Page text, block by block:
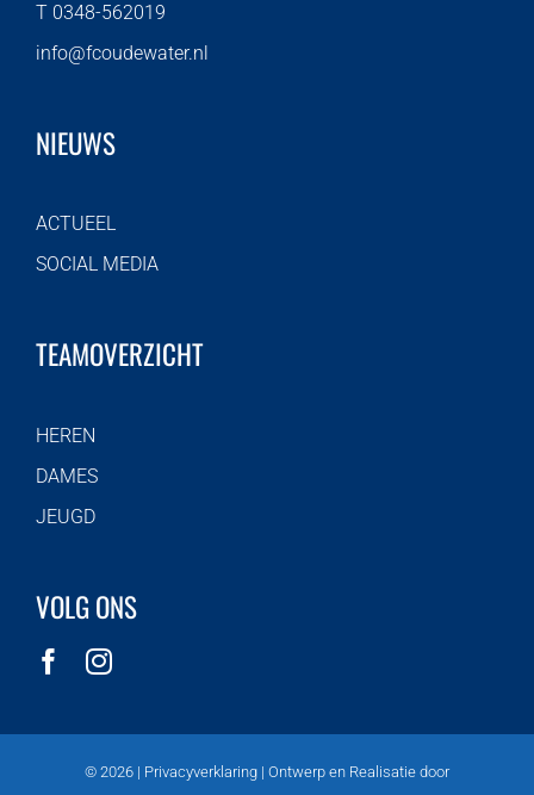
T 0348-562019
info@fcoudewater.nl
NIEUWS
ACTUEEL
SOCIAL MEDIA
TEAMOVERZICHT
HEREN
DAMES
JEUGD
VOLG ONS
© 2026 | Privacyverklaring | Ontwerp en Realisatie door